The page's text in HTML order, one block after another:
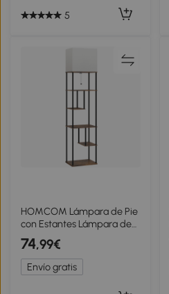
5
HOMCOM Lámpara de Pie
con Estantes Lámpara de
Salón Regulable Control
Remoto 40x 29x171cm
Marrón Rústico
74,99€
Envío gratis